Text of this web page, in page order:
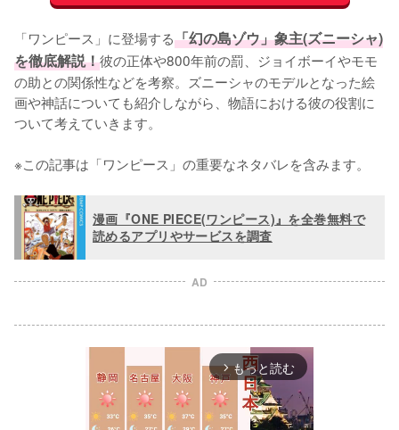
「ワンピース」に登場する「幻の島ゾウ」象主(ズニーシャ)
を徹底解説！彼の正体や800年前の罰、ジョイボーイやモモ
の助との関係性などを考察。ズニーシャのモデルとなった絵
画や神話についても紹介しながら、物語における彼の役割に
ついて考えていきます。
※この記事は「ワンピース」の重要なネタバレを含みます。
漫画『ONE PIECE(ワンピース)』を全巻無料で
読めるアプリやサービスを調査
AD
arrow_forward_ios もっと読む